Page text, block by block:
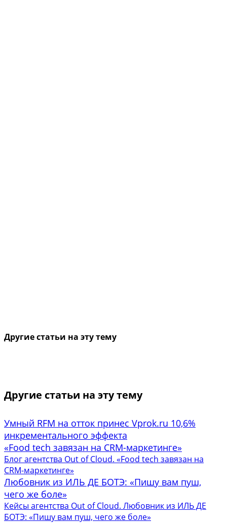
Другие статьи на эту тему
Другие статьи на эту тему
Умный RFM на отток принес Vprok.ru 10,6%
инкрементального эффекта
«Food tech завязан на CRM-маркетинге»
Блог агентства Out of Cloud. «Food tech завязан на
CRM-маркетинге»
Любовник из ИЛЬ ДЕ БОТЭ: «Пишу вам пуш,
чего же боле»
Кейсы агентства Out of Cloud. Любовник из ИЛЬ ДЕ
БОТЭ: «Пишу вам пуш, чего же боле»